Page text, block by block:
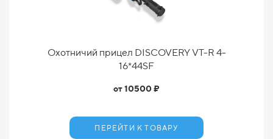
Охотничий прицел DISCOVERY VT-R 4-
16*44SF
от 10500 ₽
ПЕРЕЙТИ К ТОВАРУ